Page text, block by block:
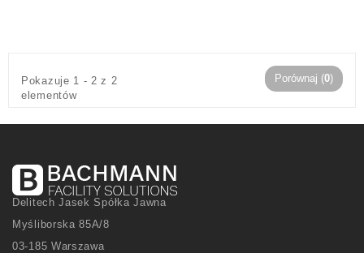
Pokazuje 1 - 2 z 2
elementów
Porównaj (0)
Delitech Jasek Spółka Jawna
Myśliborska 85A/8
03-185 Warszawa